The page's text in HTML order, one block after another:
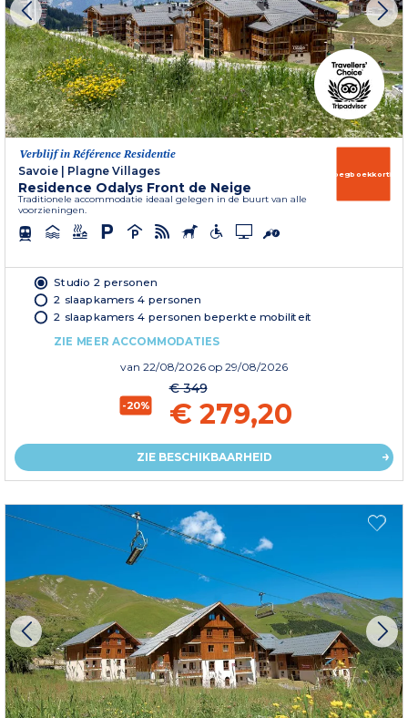
Verblijf in Référence Residentie
Savoie
Plagne Villages
Residence Odalys Front de Neige
Traditionele accommodatie ideaal gelegen in de buurt van alle
voorzieningen.
Vroegboekkorting
Studio 2 personen
2 slaapkamers 4 personen
2 slaapkamers 4 personen beperkte mobiliteit
ZIE MEER ACCOMMODATIES
van 22/08/2026 op 29/08/2026
-20%
€ 349
€ 279,20
ZIE BESCHIKBAARHEID